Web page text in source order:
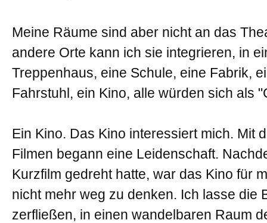
Meine Räume sind aber nicht an das
andere Orte kann ich sie integrieren, in
Treppenhaus, eine Schule, eine Fabrik,
Fahrstuhl, ein Kino, alle würden sich als
Ein Kino. Das Kino interessiert mich. Mit
Filmen begann eine Leidenschaft.
Kurzfilm gedreht hatte, war das Kino für
nicht mehr weg zu denken. Ich lasse die
zerfließen, in einen wandelbaren Raum